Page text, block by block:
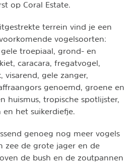
op Coral Estate.
terrein vind je een
vogelsoorten:
troepiaal, grond- en
caracara, fregatvogel,
visarend, gele zanger,
genoemd, groene en
huismus, tropische spotlijster,
het suikerdiefje.
genoeg nog meer vogels
zee de grote jager en de
de bush en de zoutpannen